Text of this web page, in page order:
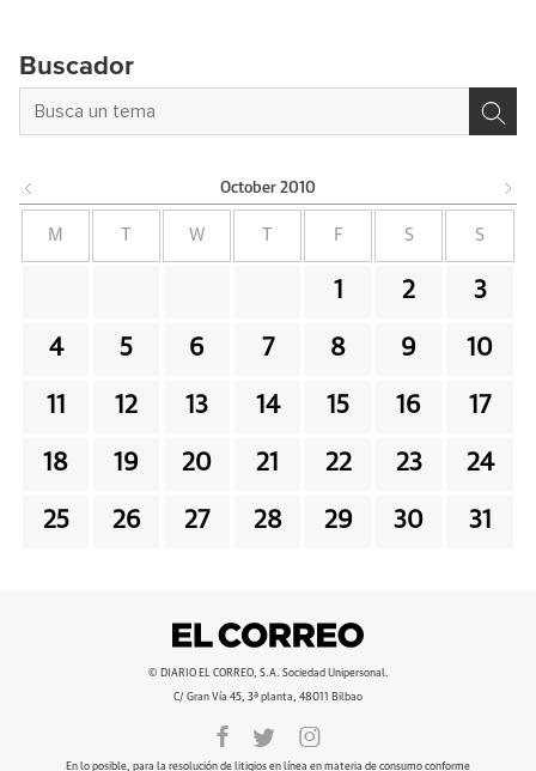
Buscador
October 2010
M W F S S
1 2 3
4 5 6 7 8 9 10
11 12 13 14 15 16 17
18 19 20 21 22 23 24
25 26 27 28 29 30 31
© DIARIO EL CORREO, S.A. Sociedad Unipersonal.
C/ Gran Vía 45, 3ª planta, 48011 Bilbao
En lo posible, para la resolución de litigios en línea en materia de consumo conforme